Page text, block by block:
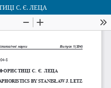
С. Є. ЛЕЦА